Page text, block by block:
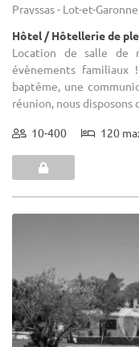
Prayssas - Lot-et-
Hôtel / Hôtellerie de
Location de salle de
évènements familiaux
baptême, une
réunion, nous disposons
10-400 120